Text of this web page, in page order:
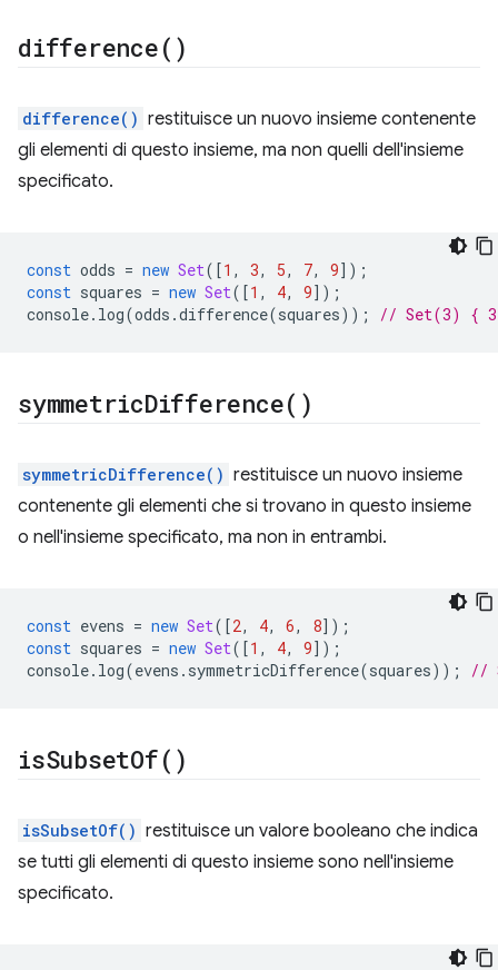
difference( )
difference() restituisce un nuovo insieme contenente
gli elementi di questo insieme, ma non quelli dell'insieme
specificato.
const odds = new Set([1 , 3, 5, 7, 9]);
const squares = new Set([1 , 4, 9]);
console. log(odds .difference(squares)); // Set(3) {
symmetricDifference( )
symmetricDifference() restituisce un nuovo insieme
contenente gli elementi che si trovano in questo insieme
o nell'insieme specificato, ma non in entrambi.
const evens = new Set([2, 4, 6, 8]);
const squares = new Set([1 , 4, 9]);
console. log(evens . symmetricDifference(squares)); //
isSubsetOf( )
isSubsetOf() restituisce un valore booleano che indica
se tutti gli elementi di questo insieme sono nell'insieme
specificato.